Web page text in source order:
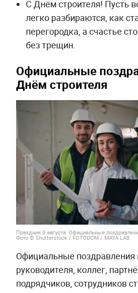
С Днём строителя! Пусть
легко разбираются, как
перегородка, а счастье
без трещин.
Официальные
Днём строителя
Праздник 9 августа: Официальные
Фото © Shutterstock / FOTODOM / MAYA LAB
Официальные поздравления
руководителя, коллег,
подрядчиков, сотрудников